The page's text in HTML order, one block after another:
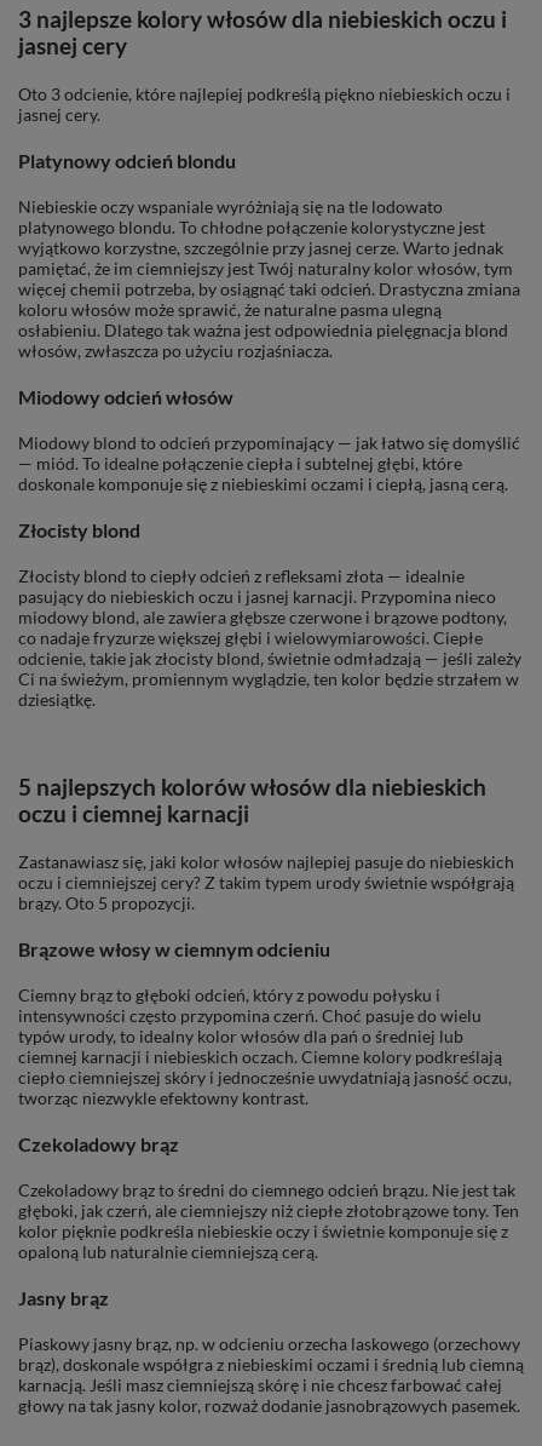
3 najlepsze kolory włosów dla niebieskich oczu i
jasnej cery
Oto 3 odcienie, które najlepiej podkreślą piękno niebieskich oczu i
jasnej cery.
Platynowy odcień blondu
Niebieskie oczy wspaniale wyróżniają się na tle lodowato
platynowego blondu. To chłodne połączenie kolorystyczne jest
wyjątkowo korzystne, szczególnie przy jasnej cerze. Warto jednak
pamiętać, że im ciemniejszy jest Twój naturalny kolor włosów, tym
więcej chemii potrzeba, by osiągnąć taki odcień. Drastyczna zmiana
koloru włosów może sprawić, że naturalne pasma ulegną
osłabieniu. Dlatego tak ważna jest odpowiednia pielęgnacja blond
włosów, zwłaszcza po użyciu rozjaśniacza.
Miodowy odcień włosów
Miodowy blond to odcień przypominający — jak łatwo się domyślić
— miód. To idealne połączenie ciepła i subtelnej głębi, które
doskonale komponuje się z niebieskimi oczami i ciepłą, jasną cerą.
Złocisty blond
Złocisty blond to ciepły odcień z refleksami złota — idealnie
pasujący do niebieskich oczu i jasnej karnacji. Przypomina nieco
miodowy blond, ale zawiera głębsze czerwone i brązowe podtony,
co nadaje fryzurze większej głębi i wielowymiarowości. Ciepłe
odcienie, takie jak złocisty blond, świetnie odmładzają — jeśli zależy
Ci na świeżym, promiennym wyglądzie, ten kolor będzie strzałem w
dziesiątkę.
5 najlepszych kolorów włosów dla niebieskich
oczu i ciemnej karnacji
Zastanawiasz się, jaki kolor włosów najlepiej pasuje do niebieskich
oczu i ciemniejszej cery? Z takim typem urody świetnie współgrają
brązy. Oto 5 propozycji.
Brązowe włosy w ciemnym odcieniu
Ciemny brąz to głęboki odcień, który z powodu połysku i
intensywności często przypomina czerń. Choć pasuje do wielu
typów urody, to idealny kolor włosów dla pań o średniej lub
ciemnej karnacji i niebieskich oczach. Ciemne kolory podkreślają
ciepło ciemniejszej skóry i jednocześnie uwydatniają jasność oczu,
tworząc niezwykle efektowny kontrast.
Czekoladowy brąz
Czekoladowy brąz to średni do ciemnego odcień brązu. Nie jest tak
głęboki, jak czerń, ale ciemniejszy niż ciepłe złotobrązowe tony. Ten
kolor pięknie podkreśla niebieskie oczy i świetnie komponuje się z
opaloną lub naturalnie ciemniejszą cerą.
Jasny brąz
Piaskowy jasny brąz, np. w odcieniu orzecha laskowego (orzechowy
brąz), doskonale współgra z niebieskimi oczami i średnią lub ciemną
karnacją. Jeśli masz ciemniejszą skórę i nie chcesz farbować całej
głowy na tak jasny kolor, rozważ dodanie jasnobrązowych pasemek.